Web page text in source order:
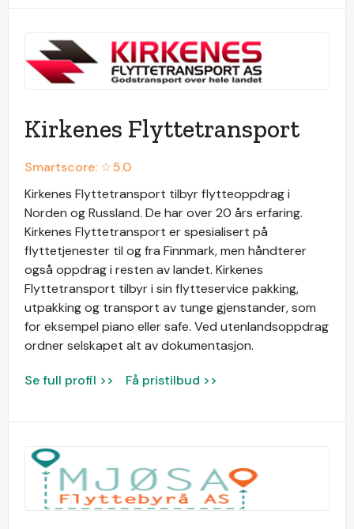
Kirkenes Flyttetransport
Smartscore: ☆5.0
Kirkenes Flyttetransport tilbyr flytteoppdrag i
Norden og Russland. De har over 20 års erfaring.
Kirkenes Flyttetransport er spesialisert på
flyttetjenester til og fra Finnmark, men håndterer
også oppdrag i resten av landet. Kirkenes
Flyttetransport tilbyr i sin flytteservice pakking,
utpakking og transport av tunge gjenstander, som
for eksempel piano eller safe. Ved utenlandsoppdrag
ordner selskapet alt av dokumentasjon.
Se full profil >> Få pristilbud >>